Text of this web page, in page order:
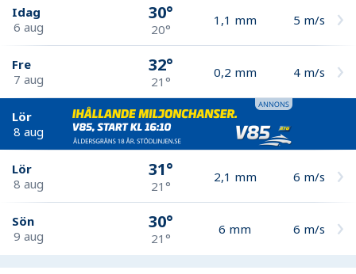
Idag
6 aug
30°
20°
1,1 mm 5 m/s
Fre
7 aug
32°
21°
0,2 mm 4 m/s
Lör
8 aug
Lör
8 aug
31°
21°
2,1 mm 6 m/s
Sön
9 aug
30°
21°
6 mm 6 m/s